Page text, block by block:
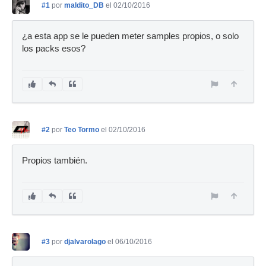
#1 por maldito_DB el 02/10/2016
¿a esta app se le pueden meter samples propios, o solo
los packs esos?
#2 por Teo Tormo el 02/10/2016
Propios también.
#3 por djalvarolago el 06/10/2016